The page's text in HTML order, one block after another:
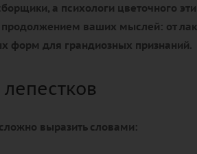
а психологи цветочного
продолжением ваших мыслей: от
форм для грандиозных признаний.
выразить словами: